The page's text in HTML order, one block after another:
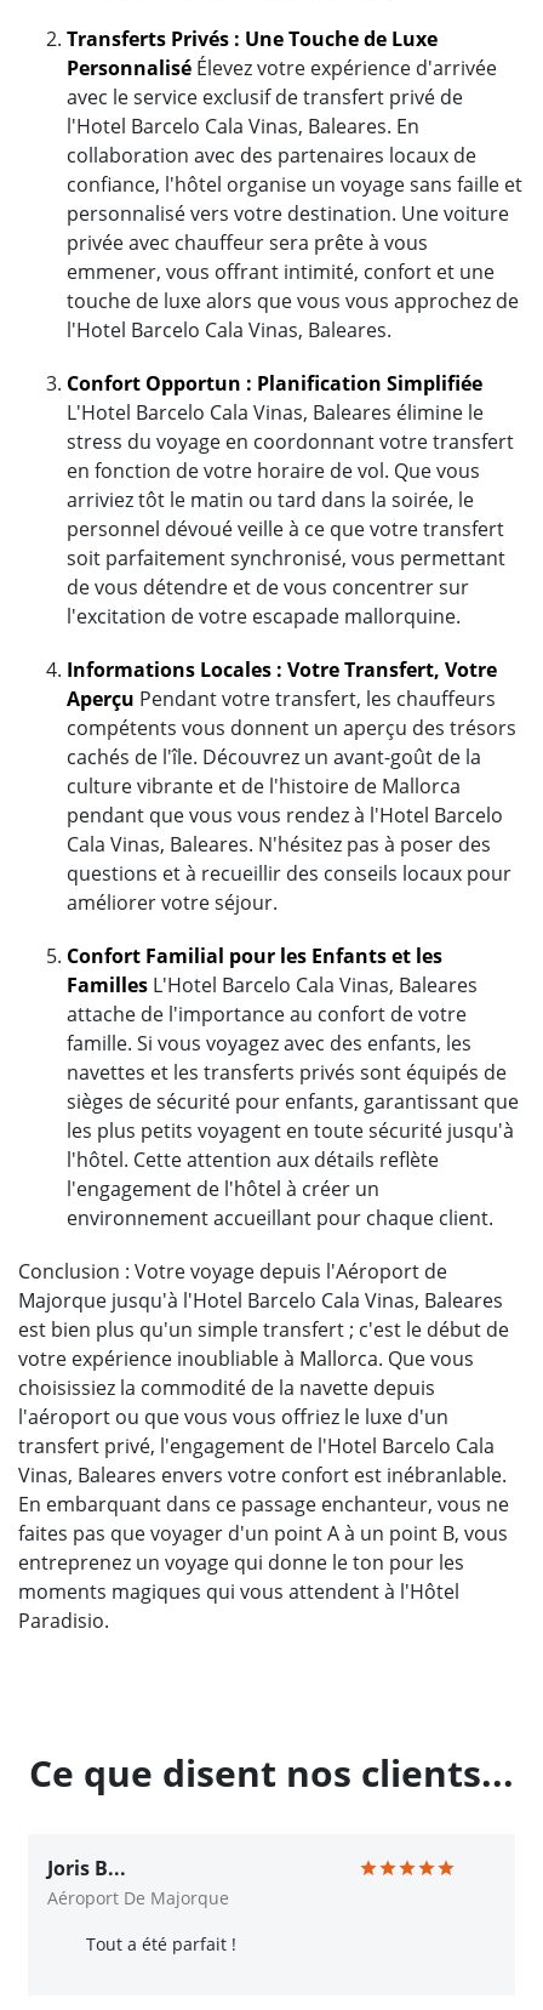
Transferts Privés : Une Touche de Luxe
Personnalisé Élevez votre expérience d'arrivée
avec le service exclusif de transfert privé de
l'Hotel Barcelo Cala Vinas, Baleares. En
collaboration avec des partenaires locaux de
confiance, l'hôtel organise un voyage sans faille et
personnalisé vers votre destination. Une voiture
privée avec chauffeur sera prête à vous
emmener, vous offrant intimité, confort et une
touche de luxe alors que vous vous approchez de
l'Hotel Barcelo Cala Vinas, Baleares.
Confort Opportun : Planification Simplifiée
L'Hotel Barcelo Cala Vinas, Baleares élimine le
stress du voyage en coordonnant votre transfert
en fonction de votre horaire de vol. Que vous
arriviez tôt le matin ou tard dans la soirée, le
personnel dévoué veille à ce que votre transfert
soit parfaitement synchronisé, vous permettant
de vous détendre et de vous concentrer sur
l'excitation de votre escapade mallorquine.
Informations Locales : Votre Transfert, Votre
Aperçu Pendant votre transfert, les chauffeurs
compétents vous donnent un aperçu des trésors
cachés de l'île. Découvrez un avant-goût de la
culture vibrante et de l'histoire de Mallorca
pendant que vous vous rendez à l'Hotel Barcelo
Cala Vinas, Baleares. N'hésitez pas à poser des
questions et à recueillir des conseils locaux pour
améliorer votre séjour.
Confort Familial pour les Enfants et les
Familles L'Hotel Barcelo Cala Vinas, Baleares
attache de l'importance au confort de votre
famille. Si vous voyagez avec des enfants, les
navettes et les transferts privés sont équipés de
sièges de sécurité pour enfants, garantissant que
les plus petits voyagent en toute sécurité jusqu'à
l'hôtel. Cette attention aux détails reflète
l'engagement de l'hôtel à créer un
environnement accueillant pour chaque client.
Conclusion : Votre voyage depuis l'Aéroport de
Majorque jusqu'à l'Hotel Barcelo Cala Vinas, Baleares
est bien plus qu'un simple transfert ; c'est le début de
votre expérience inoubliable à Mallorca. Que vous
choisissiez la commodité de la navette depuis
l'aéroport ou que vous vous offriez le luxe d'un
transfert privé, l'engagement de l'Hotel Barcelo Cala
Vinas, Baleares envers votre confort est inébranlable.
En embarquant dans ce passage enchanteur, vous ne
faites pas que voyager d'un point A à un point B, vous
entreprenez un voyage qui donne le ton pour les
moments magiques qui vous attendent à l'Hôtel
Paradisio.
Ce que disent nos clients...
Joris B...
Aéroport De Majorque
Tout a été parfait !